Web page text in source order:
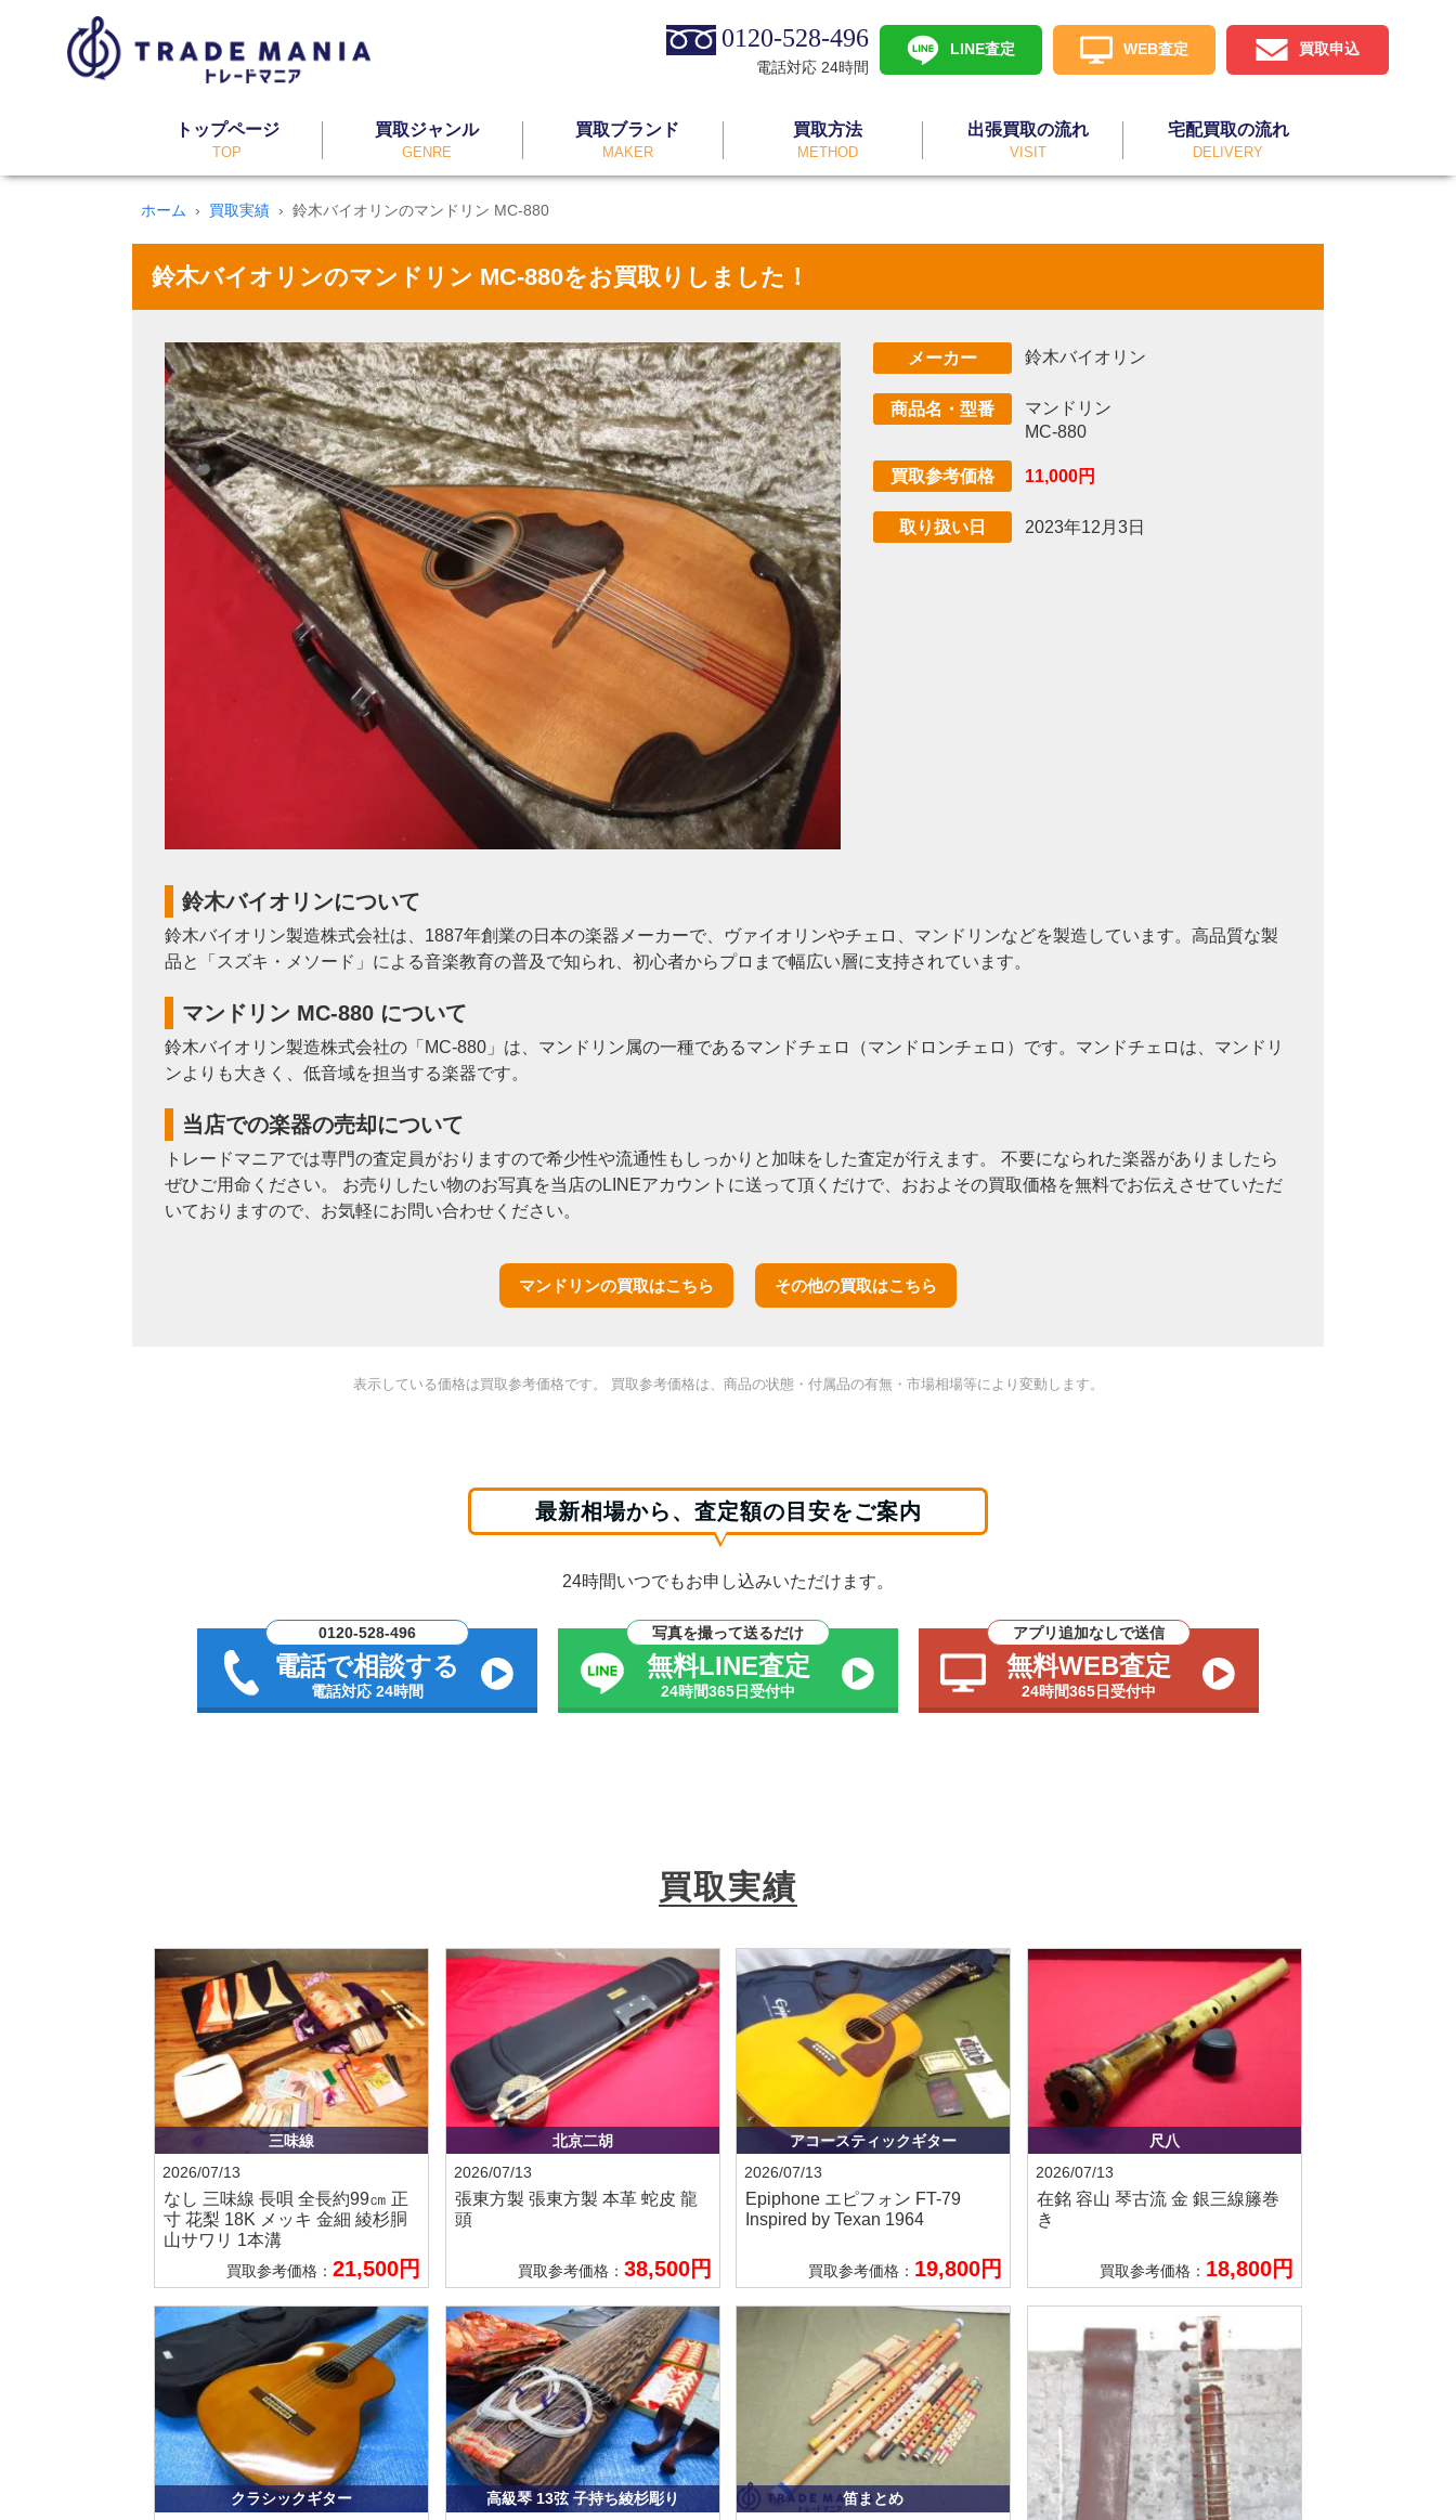
0120-528-496
電話対応 24時間
LINE査定 WEB査定 買取申込
トップページ
TOP
買取ジャンル
GENRE
買取ブランド
MAKER
買取方法
METHOD
出張買取の流れ
VISIT
宅配買取の流れ
DELIVERY
ホーム 買取実績 鈴木バイオリンのマンドリン MC-880
鈴木バイオリンのマンドリン MC-880をお買取りしました！
メーカー 鈴木バイオリン
商品名・型番
マンドリン
MC-880
買取参考価格 11,000円
取り扱い日 2023年12月3日
鈴木バイオリンについて
鈴木バイオリン製造株式会社は、1887年創業の日本の楽器メーカーで、ヴァイオリンやチェロ、マンドリンなどを製造しています。高品質な製
品と「スズキ・メソード」による音楽教育の普及で知られ、初心者からプロまで幅広い層に支持されています。
マンドリン MC-880 について
鈴木バイオリン製造株式会社の「MC-880」は、マンドリン属の一種であるマンドチェロ（マンドロンチェロ）です。マンドチェロは、マンドリ
ンよりも大きく、低音域を担当する楽器です。
当店での楽器の売却について
トレードマニアでは専門の査定員がおりますので希少性や流通性もしっかりと加味をした査定が行えます。 不要になられた楽器がありましたら
ぜひご用命ください。 お売りしたい物のお写真を当店のLINEアカウントに送って頂くだけで、おおよその買取価格を無料でお伝えさせていただ
いておりますので、お気軽にお問い合わせください。
マンドリンの買取はこちら その他の買取はこちら
表示している価格は買取参考価格です。 買取参考価格は、商品の状態・付属品の有無・市場相場等により変動します。
最新相場から、査定額の目安をご案内
24時間いつでもお申し込みいただけます。
0120-528-496
電話で相談する
電話対応 24時間
写真を撮って送るだけ
無料LINE査定
24時間365日受付中
アプリ追加なしで送信
無料WEB査定
24時間365日受付中
買取実績
三味線
2026/07/13
なし 三味線 長唄 全長約99㎝ 正
寸 花梨 18K メッキ 金細 綾杉胴
山サワリ 1本溝
買取参考価格：21,500円
北京二胡
2026/07/13
張東方製 張東方製 本革 蛇皮 龍
頭
買取参考価格： 38,500円
アコースティックギター
2026/07/13
Epiphone エピフォン FT-79
Inspired by Texan 1964
買取参考価格： 19,800円
尺八
2026/07/13
在銘 容山 琴古流 金 銀三線籐巻
き
買取参考価格： 18,800円
クラシックギター
高級琴 13弦 子持ち綾杉彫り
笛まとめ